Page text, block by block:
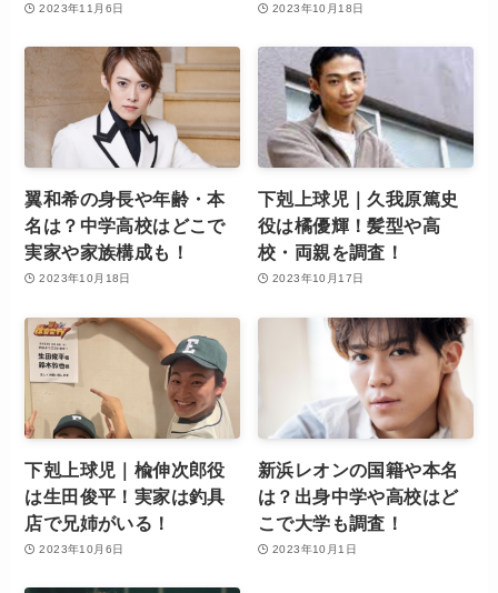
2023年11月6日 2023年10月18日
翼和希の身長や年齢・本
名は？中学高校はどこで
実家や家族構成も！
2023年10月18日
下剋上球児｜久我原篤史
役は橘優輝！髪型や高
校・両親を調査！
2023年10月17日
下剋上球児｜楡伸次郎役
は生田俊平！実家は釣具
店で兄姉がいる！
2023年10月6日
新浜レオンの国籍や本名
は？出身中学や高校はど
こで大学も調査！
2023年10月1日